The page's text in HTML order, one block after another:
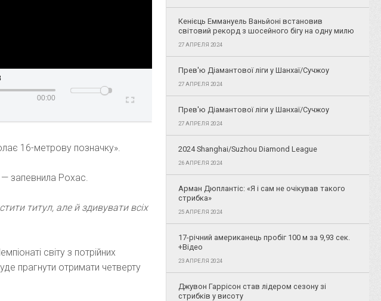
00:00
16-метрову позначку».
— запевнила Рохас.
титул, але й здивувати всіх
світу з потрійних
прагнути отримати четверту
Кенієць Еммануель Ваньйоні встановив
світовий рекорд з шосейного бігу на одну милю
27 АПРЕЛЯ 2024
Прев'ю Діамантової ліги у Шанхаї/Сучжоу
27 АПРЕЛЯ 2024
Прев'ю Діамантової ліги у Шанхаї/Сучжоу
27 АПРЕЛЯ 2024
2024 Shanghai/Suzhou Diamond League
26 АПРЕЛЯ 2024
Арман Дюплантіс: «Я і сам не очікував такого
стрибка»
25 АПРЕЛЯ 2024
17-річний американець пробіг 100 м за 9,93 сек.
+Відео
23 АПРЕЛЯ 2024
Джувон Гаррісон став лідером сезону зі
стрибків у висоту